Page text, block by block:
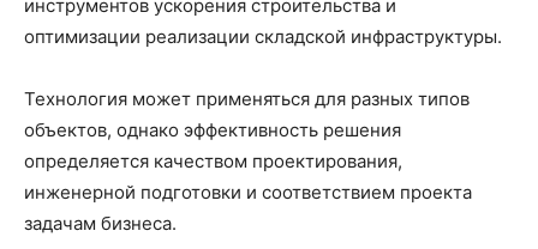
инструментов ускорения строительства и
оптимизации реализации складской инфраструктуры.
Технология может применяться для разных типов
объектов, однако эффективность решения
определяется качеством проектирования,
инженерной подготовки и соответствием проекта
задачам бизнеса.